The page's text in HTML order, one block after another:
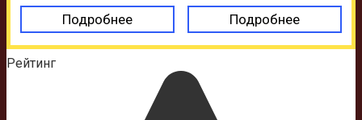
Подробнее Подробнее
Рейтинг